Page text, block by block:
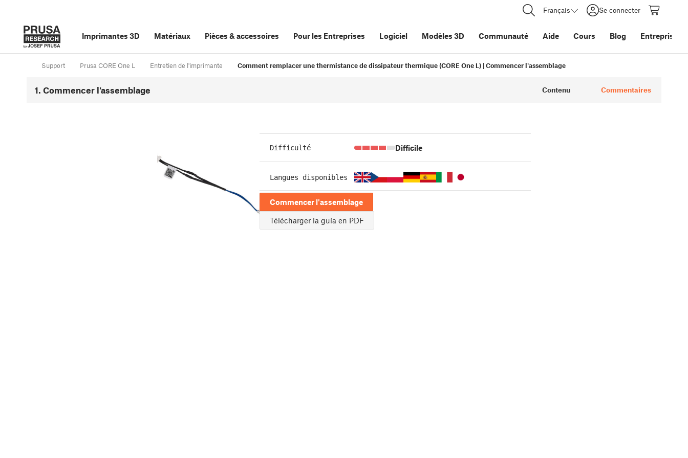
Français Se connecter
Imprimantes 3D Matériaux Pièces &accessoires Pour les Entreprises Logiciel Modèles 3D Communauté Aide Cours Blog Entreprise
Support Prusa CORE One L Entretien de l'imprimante Comment remplacer une thermistance de dissipateur thermique (CORE One L) | Commencer l'assemblage
1. Commencer l'assemblage Contenu Commentaires
Difficulté Difficile
Langues disponibles
Commencer l'assemblage
Télécharger la guía en PDF